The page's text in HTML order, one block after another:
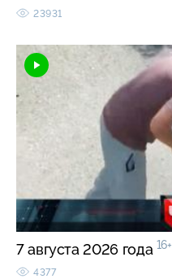
23931
7 августа 2026 года 16+
4377